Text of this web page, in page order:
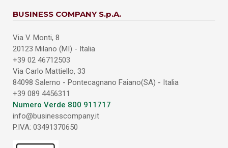
BUSINESS COMPANY S.p.A.
Via V. Monti, 8
20123 Milano (MI) - Italia
+39 02 46712503
Via Carlo Mattiello, 33
84098 Salerno - Pontecagnano Faiano(SA) - Italia
+39 089 4456311
Numero Verde 800 911717
info@businesscompany.it
P.IVA: 03491370650